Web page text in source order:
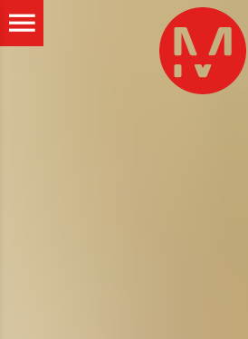
ALLER AU CONTENU